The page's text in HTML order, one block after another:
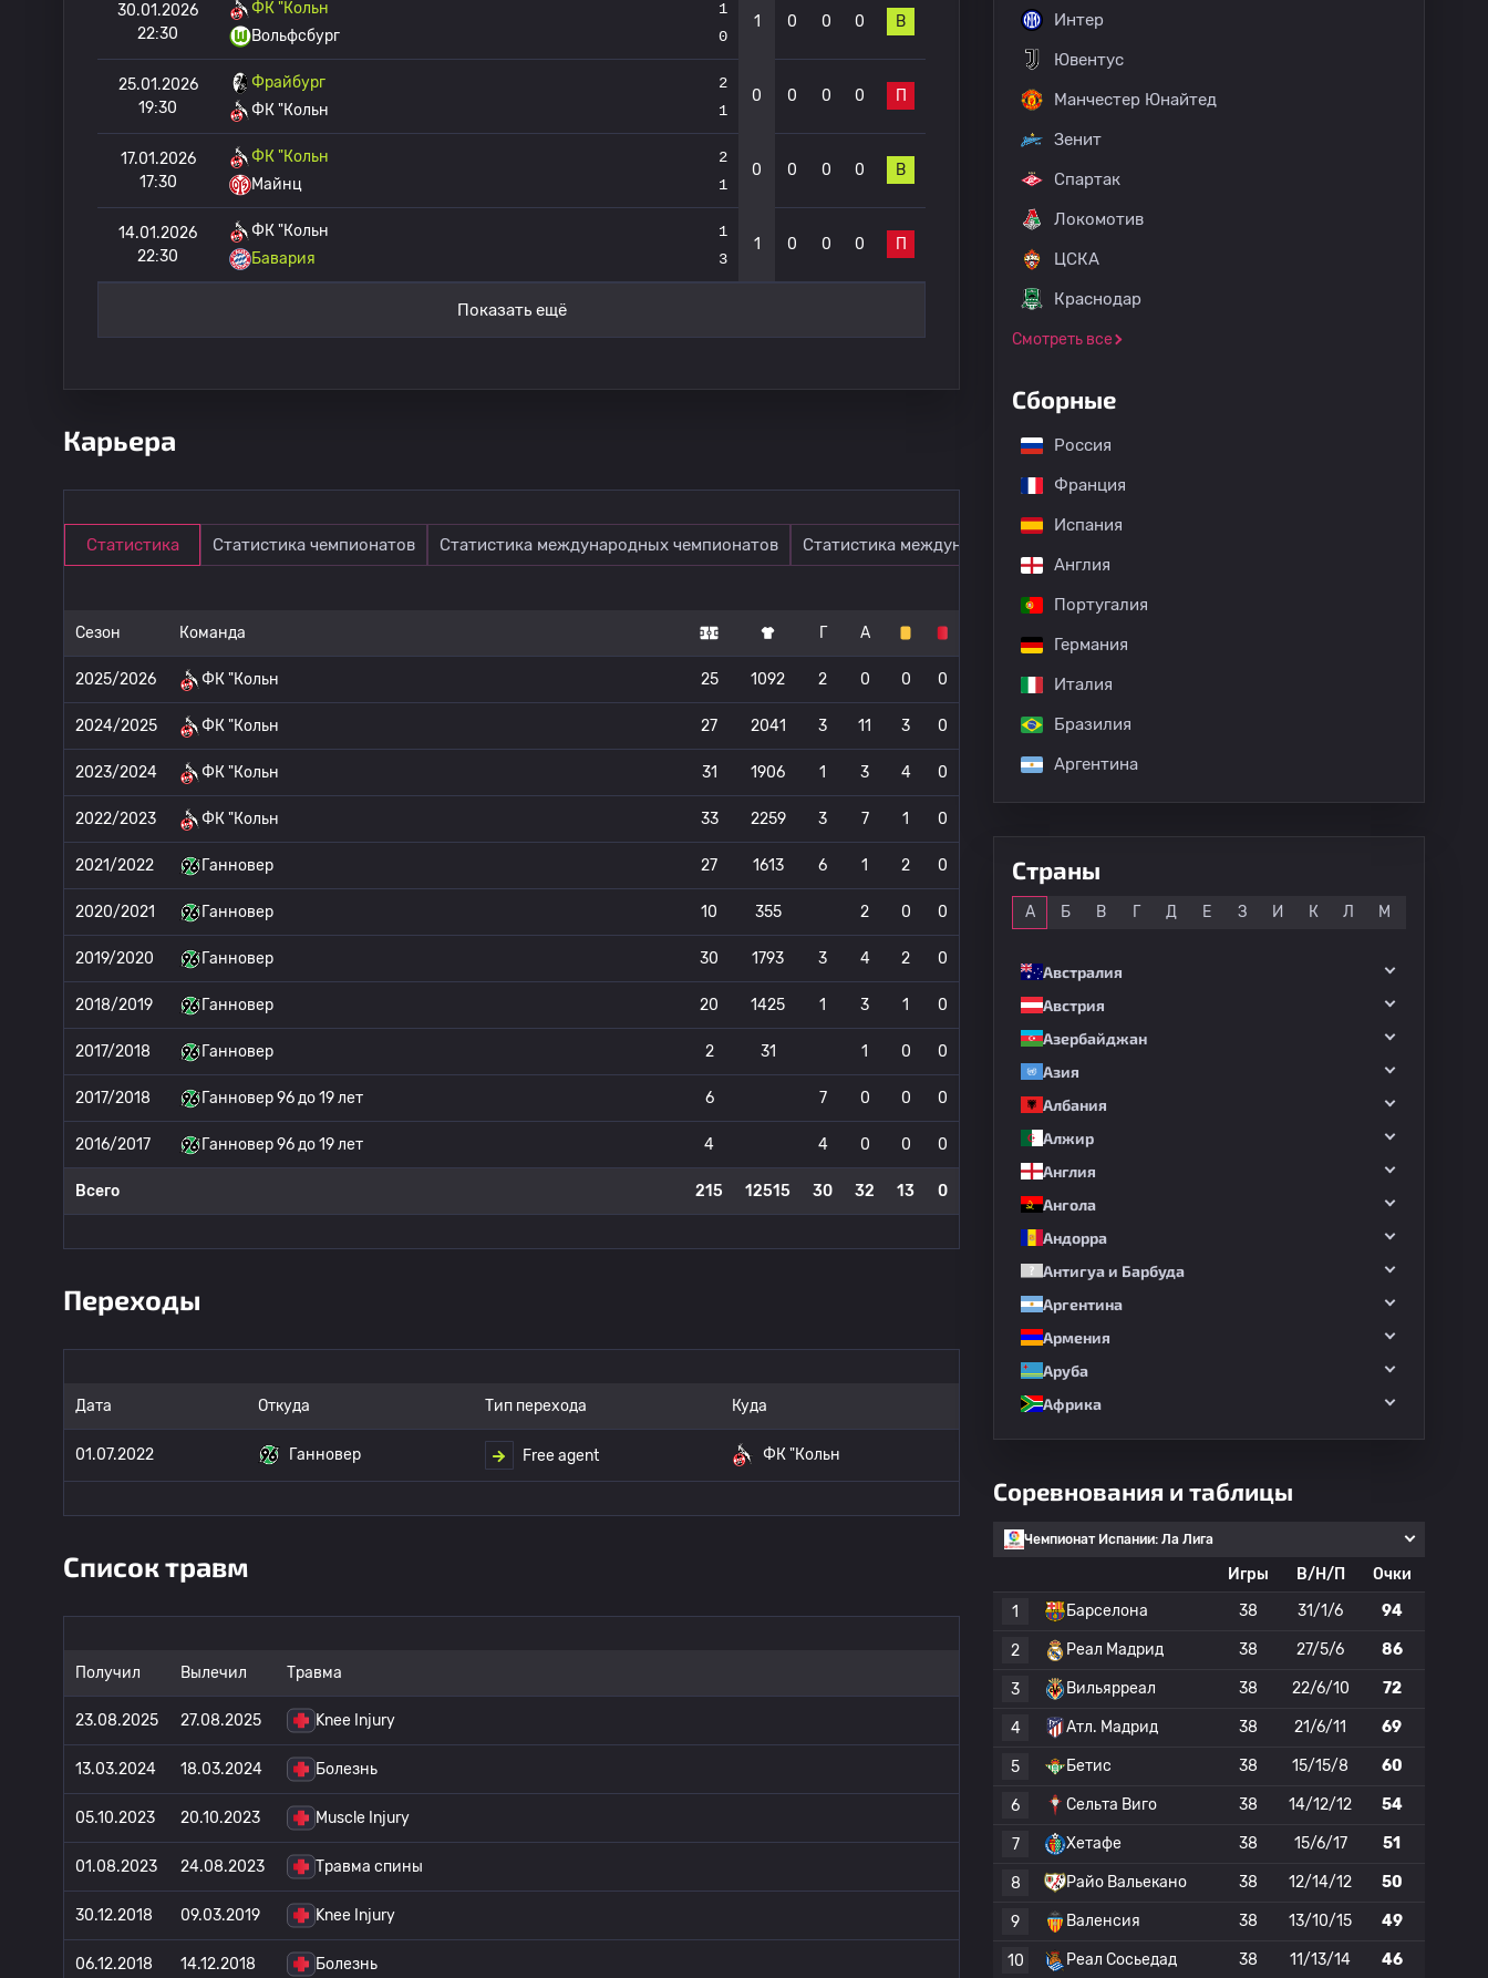
30.01.2026
22:30
ФК "Кольн
Вольфсбург
1
0
1 0 0 0 В
25.01.2026
19:30
Фрайбург
ФК "Кольн
2
1
0 0 0 0 П
17.01.2026
17:30
ФК "Кольн
Майнц
2
1
0 0 0 0 В
14.01.2026
22:30
ФК "Кольн
Бавария
1
3
1 0 0 0 П
Показать ещё
Карьера
Статистика Статистика чемпионатов Статистика международных чемпионатов Статистика международных матчей
Сезон Команда Г А
2025/2026 ФК "Кольн 25 1092 2 0 0 0
2024/2025 ФК "Кольн 27 2041 3 11 3 0
2023/2024 ФК "Кольн 31 1906 1 3 4 0
2022/2023 ФК "Кольн 33 2259 3 7 1 0
2021/2022 Ганновер 27 1613 6 1 2 0
2020/2021 Ганновер 10 355 2 0 0
2019/2020 Ганновер 30 1793 3 4 2 0
2018/2019 Ганновер 20 1425 1 3 1 0
2017/2018 Ганновер 2 31 1 0 0
2017/2018 Ганновер 96 до 19 лет 6 7 0 0 0
2016/2017 Ганновер 96 до 19 лет 4 4 0 0 0
Всего 215 12515 30 32 13 0
Переходы
Дата Откуда Тип перехода Куда
01.07.2022 Ганновер Free agent ФК "Кольн
Список травм
Получил Вылечил Травма
23.08.2025 27.08.2025 Knee Injury
13.03.2024 18.03.2024 Болезнь
05.10.2023 20.10.2023 Muscle Injury
01.08.2023 24.08.2023 Травма спины
30.12.2018 09.03.2019 Knee Injury
06.12.2018 14.12.2018 Болезнь
Интер
Ювентус
Манчестер Юнайтед
Зенит
Спартак
Локомотив
ЦСКА
Краснодар
Смотреть все
Сборные
Россия
Франция
Испания
Англия
Португалия
Германия
Италия
Бразилия
Аргентина
Страны
А Б В Г Д Е З И К Л М
Австралия
Австрия
Азербайджан
Азия
Албания
Алжир
Англия
Ангола
Андорра
Антигуа и Барбуда
Аргентина
Армения
Аруба
Африка
Соревнования и таблицы
Чемпионат Испании: Ла Лига
Игры В/Н/П
Очки
1
Барселона 38 31/1/6 94
2 Реал Мадрид 38 27/5/6 86
3 Вильярреал 38 22/6/10 72
4 Атл. Мадрид 38 21/6/11 69
5 Бетис 38 15/15/8 60
6 Сельта Виго 38 14/12/12 54
7 Хетафе 38 15/6/17 51
8 Райо Вальекано 38 12/14/12 50
9 Валенсия 38 13/10/15 49
10 Реал Сосьедад 38 11/13/14 46